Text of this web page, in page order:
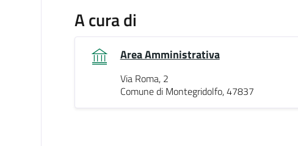
A cura di
Area Amministrativa
Via Roma, 2
Comune di Montegridolfo, 47837